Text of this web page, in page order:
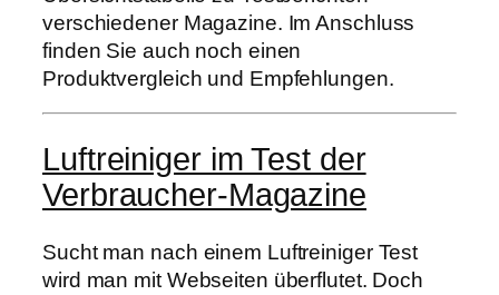
verschiedener Magazine. Im Anschluss
finden Sie auch noch einen
Produktvergleich und Empfehlungen.
Luftreiniger im Test der
Verbraucher-Magazine
Sucht man nach einem Luftreiniger Test
wird man mit Webseiten überflutet. Doch